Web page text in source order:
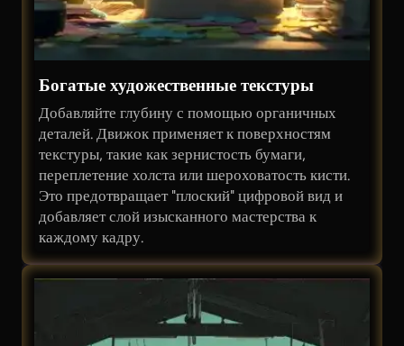
Богатые художественные текстуры
Добавляйте глубину с помощью органичных
деталей. Движок применяет к поверхностям
текстуры, такие как зернистость бумаги,
переплетение холста или шероховатость кисти.
Это предотвращает "плоский" цифровой вид и
добавляет слой изысканного мастерства к
каждому кадру.